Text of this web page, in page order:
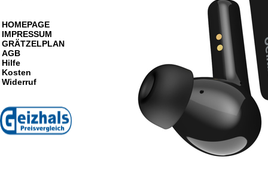
HOMEPAGE
IMPRESSUM
GRÄTZELPLAN
AGB
Hilfe
Kosten
Widerruf